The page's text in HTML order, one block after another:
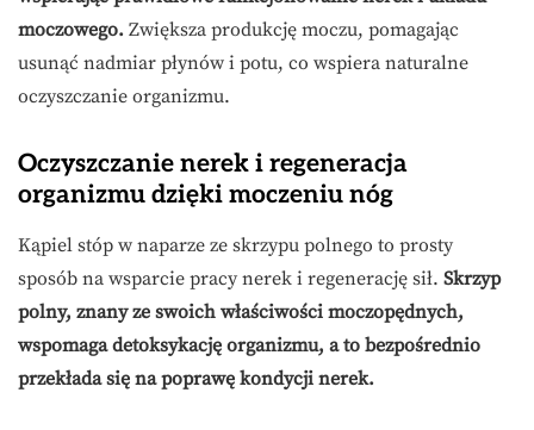
moczowego. Zwiększa produkcję moczu, pomagając
usunąć nadmiar płynów i potu, co wspiera naturalne
oczyszczanie organizmu.
Oczyszczanie nerek i regeneracja
organizmu dzięki moczeniu nóg
Kąpiel stóp w naparze ze skrzypu polnego to prosty
sposób na wsparcie pracy nerek i regenerację sił. Skrzyp
polny, znany ze swoich właściwości moczopędnych,
wspomaga detoksykację organizmu, a to bezpośrednio
przekłada się na poprawę kondycji nerek.